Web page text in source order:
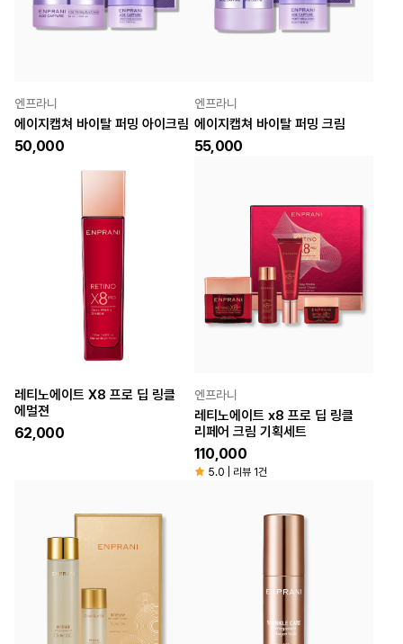
엔프라니
에이지캡쳐 바이탈 퍼밍 아이크림
50,000
엔프라니
에이지캡쳐 바이탈 퍼밍 크림
55,000
레티노에이트 X8 프로 딥 링클
에멀젼
62,000
엔프라니
레티노에이트 x8 프로 딥 링클
리페어 크림 기획세트
110,000
5.0 | 리뷰 1건